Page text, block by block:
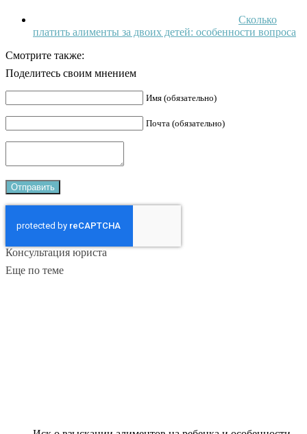
Сколько
платить алименты за двоих детей: особенности вопроса
Смотрите также:
Поделитесь своим мнением
Имя (обязательно)
Почта (обязательно)
Консультация юриста
Еще по теме